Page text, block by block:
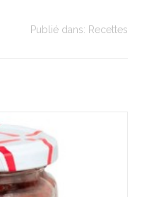
Publié dans: Recettes